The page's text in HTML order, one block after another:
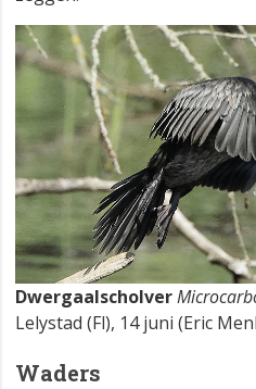
Dwergaalscholver
Lelystad (Fl), 14 juni (Eric
Waders